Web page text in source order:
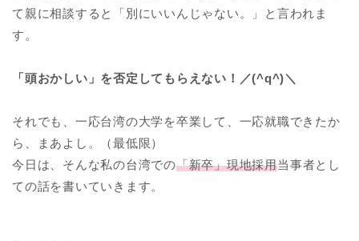
て親に相談すると「別にいいんじゃない。」と言われま
す。
「頭おかしい」を否定してもらえない！／(^q^)＼
それでも、一応台湾の大学を卒業して、一応就職できたか
ら、まあよし。（最低限）
今日は、そんな私の台湾での「新卒」現地採用当事者とし
ての話を書いていきます。